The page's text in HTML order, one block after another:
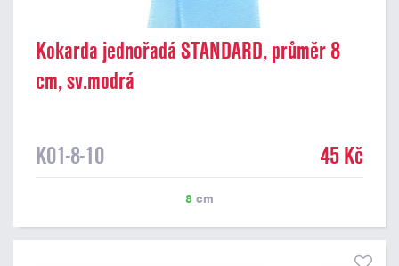
Kokarda jednořadá STANDARD, průměr 8
cm, sv.modrá
K01-8-10 45 Kč
8 cm